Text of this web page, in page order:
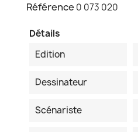
Référence 0 073 020
Détails
Edition
Dessinateur
Scénariste